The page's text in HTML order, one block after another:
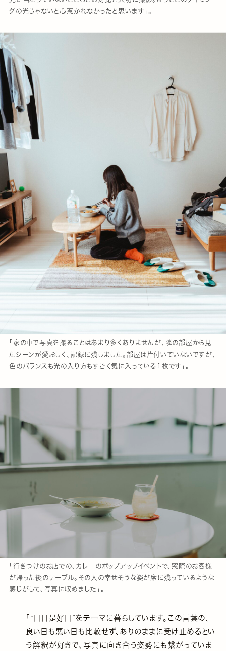
グの光じゃないと心惹かれなかったと思います」。
「家の中で写真を撮ることはあまり多くありませんが、隣の部屋から見
たシーンが愛おしく、記録に残しました。部屋は片付いていないですが、
色のバランスも光の入り方もすごく気に入っている1枚です」。
「行きつけのお店での、カレーのポップアップイベントで、窓際のお客様
が帰った後のテーブル。その人の幸せそうな姿が席に残っているような
感じがして、写真に収めました」。
「“日日是好日”をテーマに暮らしています。この言葉の、
良い日も悪い日も比較せず、ありのままに受け止めるとい
う解釈が好きで、写真に向き合う姿勢にも繋がっていま